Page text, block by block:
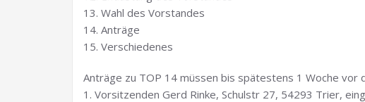
13. Wahl des Vorstandes
14. Anträge
15. Verschiedenes
Anträge zu TOP 14 müssen bis spätestens 1 Woche vor
1. Vorsitzenden Gerd Rinke, Schulstr 27, 54293 Trier,